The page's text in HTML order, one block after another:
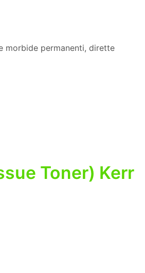
morbide permanenti, dirette
Toner) Kerr